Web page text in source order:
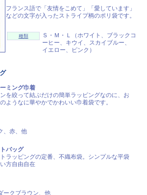
フランス語で「友情をこめて」「愛しています」
などの文字が入ったストライプ柄のポリ袋です。
種類
Ｓ・Ｍ・Ｌ（ホワイト、ブラックコ
ーヒー、キウイ、スカイブルー、
イエロー、ピンク）
ミング巾着
ンを絞って結ぶだけの簡単ラッピングなのに、お
ようなに華やかでかわいい巾着袋です。
、赤、他
バッグ
ラッピングの定番、不織布袋。シンプルな平袋
方自由自在
ークブラウン、他